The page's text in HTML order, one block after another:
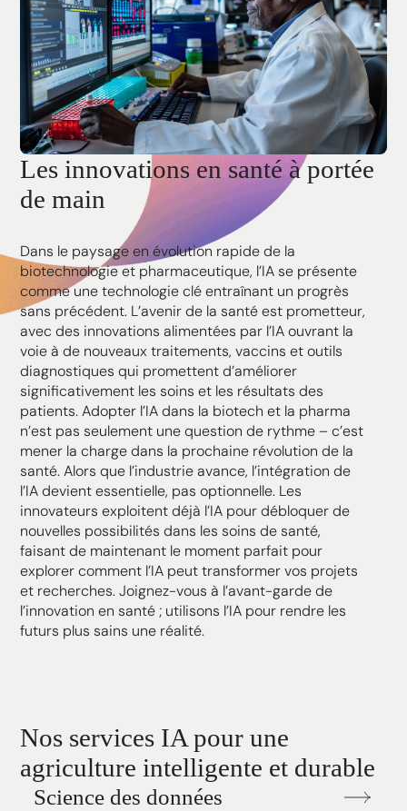
Les innovations en santé à portée
de main
Dans le paysage en évolution rapide de la
biotechnologie et pharmaceutique, l’IA se présente
comme une technologie clé entraînant un progrès
sans précédent. L’avenir de la santé est prometteur,
avec des innovations alimentées par l’IA ouvrant la
voie à de nouveaux traitements, vaccins et outils
diagnostiques qui promettent d’améliorer
significativement les soins et les résultats des
patients. Adopter l’IA dans la biotech et la pharma
n’est pas seulement une question de rythme – c’est
mener la charge dans la prochaine révolution de la
santé. Alors que l’industrie avance, l’intégration de
l’IA devient essentielle, pas optionnelle. Les
innovateurs exploitent déjà l’IA pour débloquer de
nouvelles possibilités dans les soins de santé,
faisant de maintenant le moment parfait pour
explorer comment l’IA peut transformer vos projets
et recherches. Joignez-vous à l’avant-garde de
l’innovation en santé ; utilisons l’IA pour rendre les
futurs plus sains une réalité.
Nos services IA pour une
agriculture intelligente et durable
Science des données